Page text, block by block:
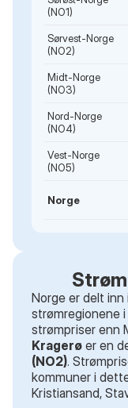
(NO1)
Sørvest-Norge
(NO2)
Midt-Norge
(NO3)
Nord-Norge
(NO4)
Vest-Norge
(NO5)
Norge
Norge er delt
strømregionene
strømpriser enn
Kragerø er en
(NO2).
kommuner i
Kristiansand,